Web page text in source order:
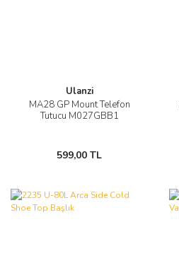
Ulanzi
MA28 GP Mount Telefon
Tutucu M027GBB1
599,00 TL